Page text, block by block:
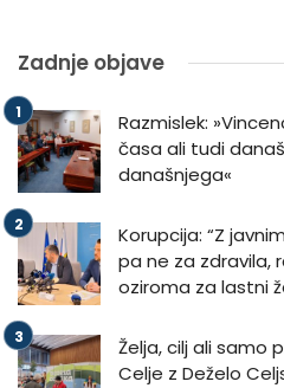
Zadnje objave
Razmislek:
časa ali tudi
današnjega«
Korupcija: “Z
pa ne za zdravila,
oziroma za lastni
Želja, cilj ali samo
Celje z Deželo